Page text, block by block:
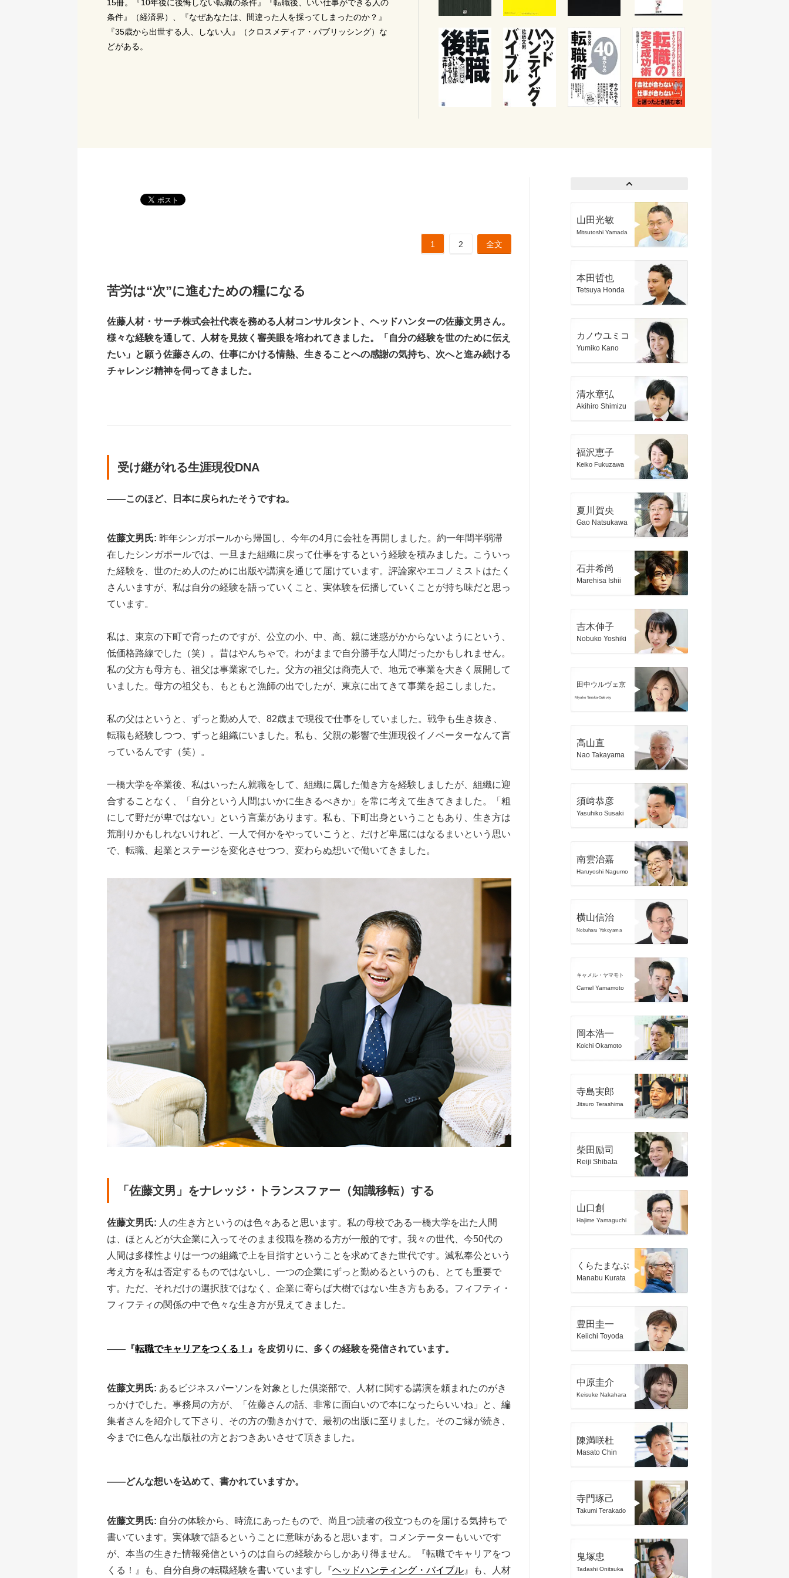
15冊。『10年後に後悔しない転職の条件』『転職後、いい仕事ができる人の
条件』（経済界）、『なぜあなたは、間違った人を採ってしまったのか？』
『35歳から出世する人、しない人』（クロスメディア・パブリッシング）な
どがある。
1 2 全文
苦労は“次”に進むための糧になる
佐藤人材・サーチ株式会社代表を務める人材コンサルタント、ヘッドハンターの佐藤文男さん。
様々な経験を通して、人材を見抜く審美眼を培われてきました。「自分の経験を世のために伝え
たい」と願う佐藤さんの、仕事にかける情熱、生きることへの感謝の気持ち、次へと進み続ける
チャレンジ精神を伺ってきました。
受け継がれる生涯現役DNA
――このほど、日本に戻られたそうですね。
佐藤文男氏: 昨年シンガポールから帰国し、今年の4月に会社を再開しました。約一年間半弱滞
在したシンガポールでは、一旦また組織に戻って仕事をするという経験を積みました。こういっ
た経験を、世のため人のために出版や講演を通じて届けています。評論家やエコノミストはたく
さんいますが、私は自分の経験を語っていくこと、実体験を伝播していくことが持ち味だと思っ
ています。
私は、東京の下町で育ったのですが、公立の小、中、高、親に迷惑がかからないようにという、
低価格路線でした（笑）。昔はやんちゃで。わがままで自分勝手な人間だったかもしれません。
私の父方も母方も、祖父は事業家でした。父方の祖父は商売人で、地元で事業を大きく展開して
いました。母方の祖父も、もともと漁師の出でしたが、東京に出てきて事業を起こしました。
私の父はというと、ずっと勤め人で、82歳まで現役で仕事をしていました。戦争も生き抜き、
転職も経験しつつ、ずっと組織にいました。私も、父親の影響で生涯現役イノベーターなんて言
っているんです（笑）。
一橋大学を卒業後、私はいったん就職をして、組織に属した働き方を経験しましたが、組織に迎
合することなく、「自分という人間はいかに生きるべきか」を常に考えて生きてきました。「粗
にして野だが卑ではない」という言葉があります。私も、下町出身ということもあり、生き方は
荒削りかもしれないけれど、一人で何かをやっていこうと、だけど卑屈にはなるまいという思い
で、転職、起業とステージを変化させつつ、変わらぬ想いで働いてきました。
「佐藤文男」をナレッジ・トランスファー（知識移転）する
佐藤文男氏: 人の生き方というのは色々あると思います。私の母校である一橋大学を出た人間
は、ほとんどが大企業に入ってそのまま役職を務める方が一般的です。我々の世代、今50代の
人間は多様性よりは一つの組織で上を目指すということを求めてきた世代です。滅私奉公という
考え方を私は否定するものではないし、一つの企業にずっと勤めるというのも、とても重要で
す。ただ、それだけの選択肢ではなく、企業に寄らば大樹ではない生き方もある。フィフティ・
フィフティの関係の中で色々な生き方が見えてきました。
――『転職でキャリアをつくる！ 』を皮切りに、多くの経験を発信されています。
佐藤文男氏: あるビジネスパーソンを対象とした倶楽部で、人材に関する講演を頼まれたのがき
っかけでした。事務局の方が、「佐藤さんの話、非常に面白いので本になったらいいね」と、編
集者さんを紹介して下さり、その方の働きかけで、最初の出版に至りました。そのご縁が続き、
今までに色んな出版社の方とおつきあいさせて頂きました。
――どんな想いを込めて、書かれていますか。
佐藤文男氏: 自分の体験から、時流にあったもので、尚且つ読者の役立つものを届ける気持ちで
書いています。実体験で語るということに意味があると思います。コメンテーターもいいです
が、本当の生きた情報発信というのは自らの経験からしかあり得ません。『転職でキャリアをつ
くる！』も、自分自身の転職経験を書いていますし『ヘッドハンティング・バイブル 』も、人材
山田光敏
Mitsutoshi Yamada
本田哲也
Tetsuya Honda
カノウユミコ
Yumiko Kano
清水章弘
Akihiro Shimizu
福沢恵子
Keiko Fukuzawa
夏川賀央
Gao Natsukawa
石井希尚
Marehisa Ishii
吉木伸子
Nobuko Yoshiki
田中ウルヴェ京
Miyako Tanaka-Oulevey
高山直
Nao Takayama
須﨑恭彦
Yasuhiko Susaki
南雲治嘉
Haruyoshi Nagumo
横山信治
Nobuharu Yokoyama
キャメル・ヤマモト
Camel Yamamoto
岡本浩一
Koichi Okamoto
寺島実郎
Jitsuro Terashima
柴田励司
Reiji Shibata
山口創
Hajime Yamaguchi
くらたまなぶ
Manabu Kurata
豊田圭一
Keiichi Toyoda
中原圭介
Keisuke Nakahara
陳満咲杜
Masato Chin
寺門琢己
Takumi Terakado
鬼塚忠
Tadashi Onitsuka